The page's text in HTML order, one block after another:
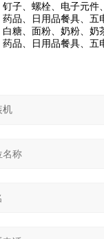
子、螺栓、电子元件
品、日用品餐具、五
糖、面粉、奶粉、奶
品、日用品餐具、五